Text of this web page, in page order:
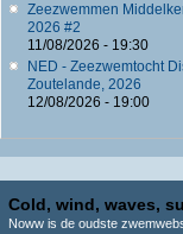
Zeezwemmen
2026 #2
11/08/2026 - 19:30
NED - Zeezwemtocht
Zoutelande, 2026
12/08/2026 - 19:00
Cold, wind, waves,
Noww is de oudste